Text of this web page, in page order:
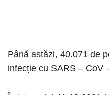
Până astăzi, 40.071 de
infecție cu SARS – CoV